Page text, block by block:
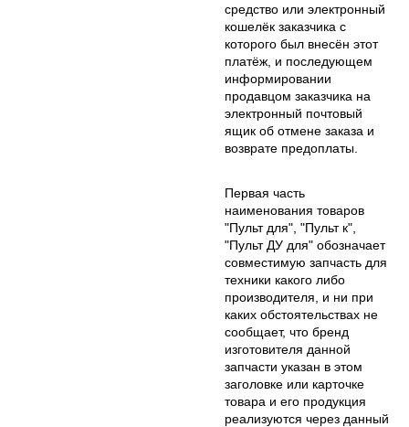
средство или электронный
кошелёк заказчика с
которого был внесён этот
платёж, и последующем
информировании
продавцом заказчика на
электронный почтовый
ящик об отмене заказа и
возврате предоплаты.
Первая часть
наименования товаров
"Пульт для", "Пульт к",
"Пульт ДУ для" обозначает
совместимую запчасть для
техники какого либо
производителя, и ни при
каких обстоятельствах не
сообщает, что бренд
изготовителя данной
запчасти указан в этом
заголовке или карточке
товара и его продукция
реализуются через данный